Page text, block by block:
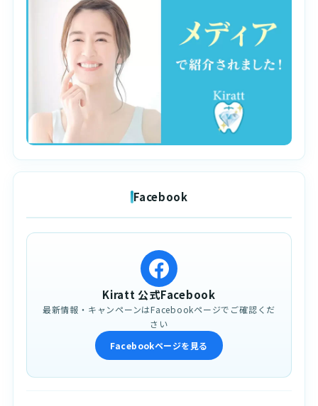
Facebook
Kiratt 公式Facebook
最新情報・キャンペーンはFacebookページでご確認くだ
さい
Facebookページを見る